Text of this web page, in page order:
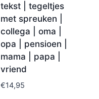
tekst | tegeltjes
met spreuken |
collega | oma |
opa | pensioen |
mama | papa |
vriend
€14,95